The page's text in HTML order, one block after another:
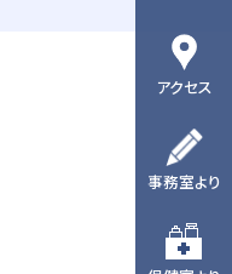
アクセス
事務室より